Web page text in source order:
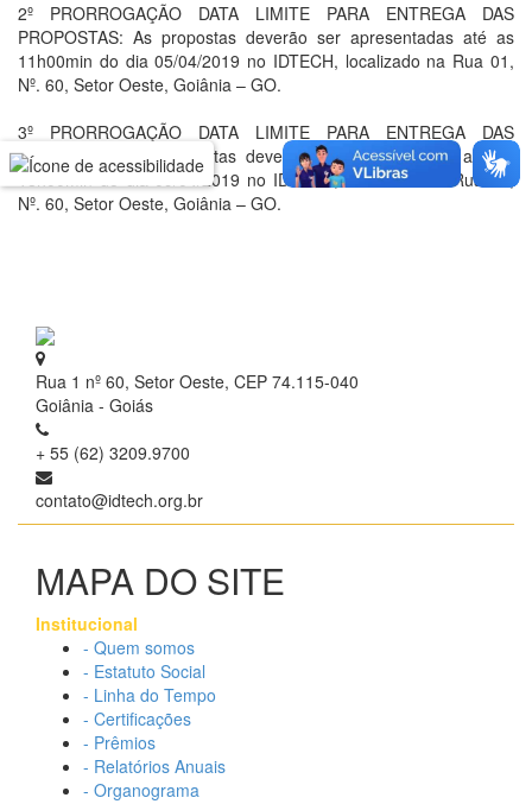
2º PRORROGAÇÃO DATA LIMITE PARA ENTREGA DAS
PROPOSTAS: As propostas deverão ser apresentadas até as
11h00min do dia 05/04/2019 no IDTECH, localizado na Rua 01,
Nº. 60, Setor Oeste, Goiânia – GO.
3º PRORROGAÇÃO DATA LIMITE PARA ENTREGA DAS
PROPOSTAS: As propostas deverão ser apresentadas até as
18h00min do dia 09/04/2019 no IDTECH, localizado na Rua 01,
Nº. 60, Setor Oeste, Goiânia – GO.
Rua 1 nº 60, Setor Oeste, CEP 74.115-040
Goiânia - Goiás
+ 55 (62) 3209.9700
contato@idtech.org.br
MAPA DO SITE
Institucional
- Quem somos
- Estatuto Social
- Linha do Tempo
- Certificações
- Prêmios
- Relatórios Anuais
- Organograma